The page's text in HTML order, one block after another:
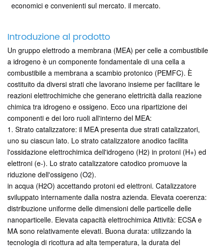
economici e convenienti sul mercato.il mercato.
Introduzione al prodotto
Un gruppo elettrodo a membrana (MEA) per celle a combustibile
a idrogeno è un componente fondamentale di una cella a
combustibile a membrana a scambio protonico (PEMFC). È
costituito da diversi strati che lavorano insieme per facilitare le
reazioni elettrochimiche che generano elettricità dalla reazione
chimica tra idrogeno e ossigeno. Ecco una ripartizione dei
componenti e dei loro ruoli all'interno del MEA:
1. Strato catalizzatore: il MEA presenta due strati catalizzatori,
uno su ciascun lato. Lo strato catalizzatore anodico facilita
l'ossidazione elettrochimica dell'idrogeno (H2) in protoni (H+) ed
elettroni (e-). Lo strato catalizzatore catodico promuove la
riduzione dell'ossigeno (O2).
in acqua (H2O) accettando protoni ed elettroni. Catalizzatore
sviluppato internamente dalla nostra azienda. Elevata coerenza:
distribuzione uniforme delle dimensioni delle particelle delle
nanoparticelle. Elevata capacità elettrochimica Attività: ECSA e
MA sono relativamente elevati. Buona durata: utilizzando la
tecnologia di ricottura ad alta temperatura, la durata del